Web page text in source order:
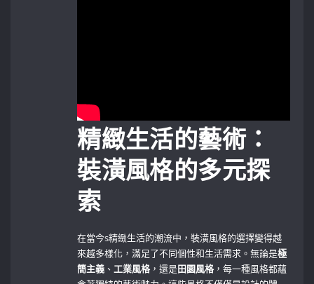
精緻生活的藝術：
裝潢風格的多元探
索
在當今s精緻生活的潮流中，裝潢風格的選擇變得越
來越多樣化，滿足了不同個性和生活需求。無論是極
簡主義 、工業風格 ，還是田園風格 ，每一種風格都蘊